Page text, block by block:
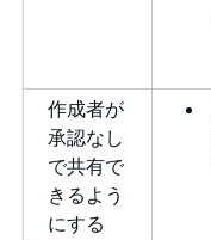
作成者が
承認なし
で共有で
きるよう
にする